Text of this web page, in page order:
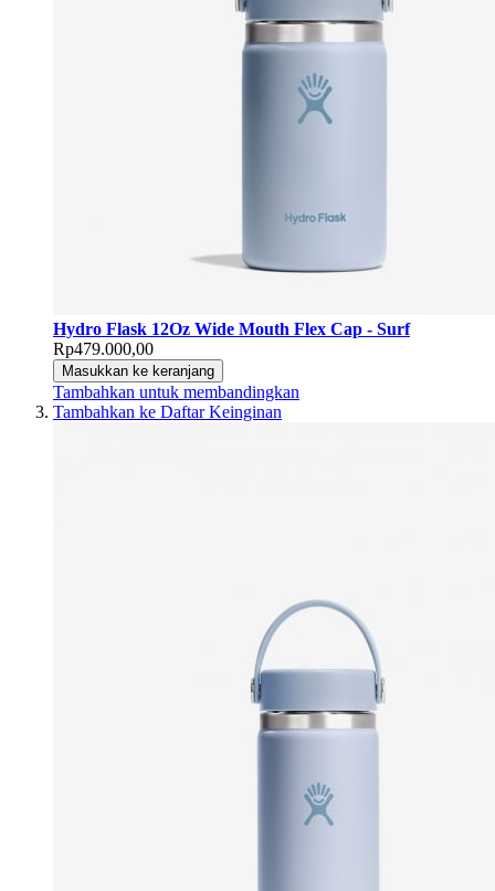
Hydro Flask 12Oz Wide Mouth Flex Cap - Surf
Rp479.000,00
Masukkan ke keranjang
Tambahkan untuk membandingkan
Tambahkan ke Daftar Keinginan